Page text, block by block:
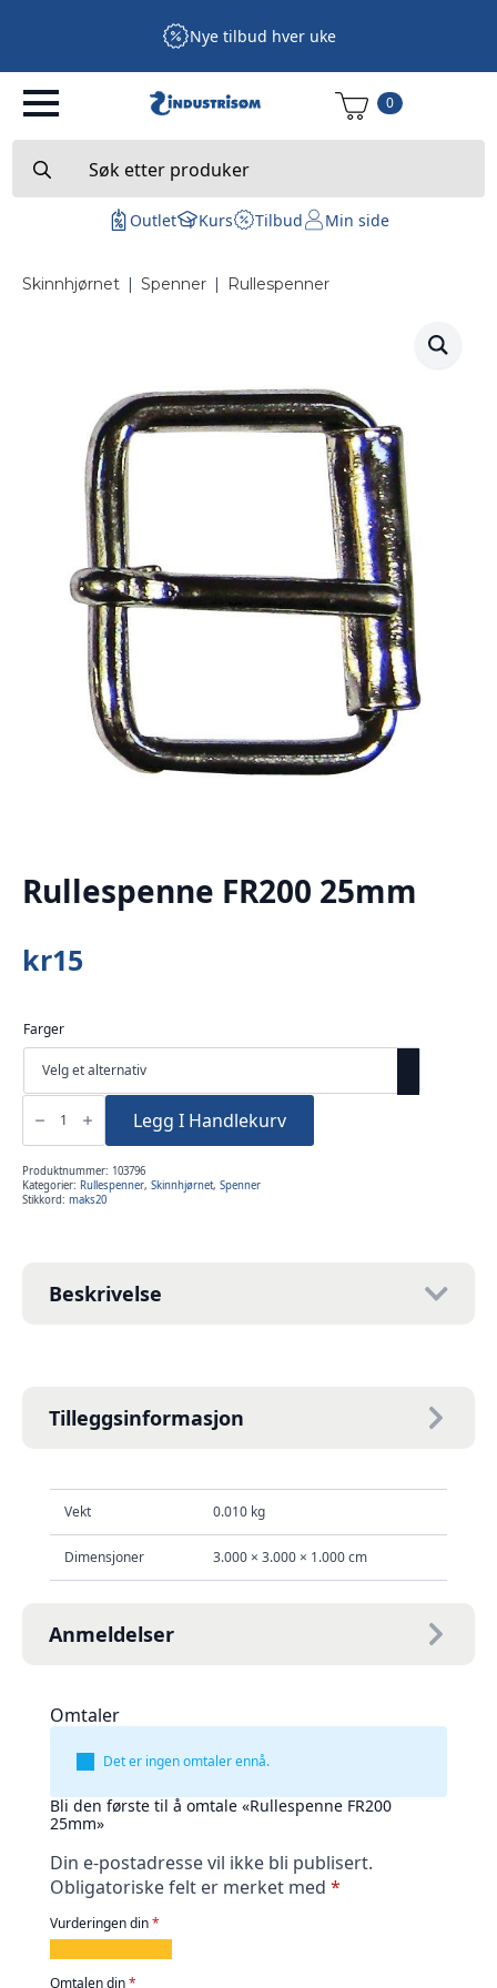
Nye tilbud hver uke
0
for:
Outlet Kurs Tilbud Min side
Skinnhjørnet | Spenner | Rullespenner
Rullespenne FR200 25mm
kr15
Farger
Rullespenne
25mm
antall
Legg I Handlekurv
Produktnummer: 103796
Kategorier: Rullespenner, Skinnhjørnet, Spenner
Stikkord: maks20
Beskrivelse
Tilleggsinformasjon
Vekt 0.010 kg
Dimensjoner 3.000 × 3.000 × 1.000 cm
Anmeldelser
Omtaler
Det er ingen omtaler ennå.
Bli den første til å omtale «Rullespenne FR200
25mm»
Din e-postadresse vil ikke bli publisert.
Obligatoriske felt er merket med *
Vurderingen din*
av av av av
Omtalen din*